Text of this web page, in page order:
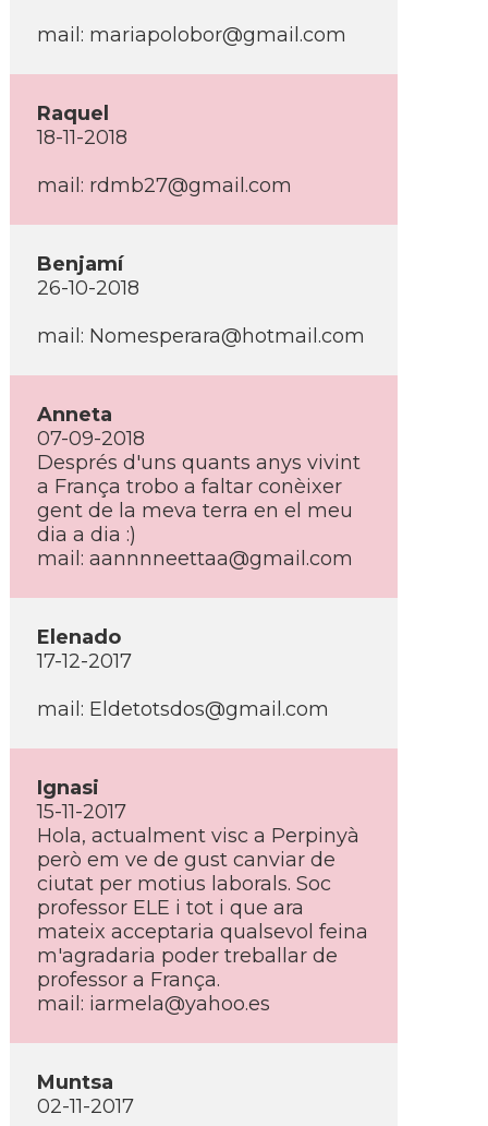
mail: mariapolobor@gmail.com
Raquel
18-11-2018
mail: rdmb27@gmail.com
Benjamí­
26-10-2018
mail: Nomesperara@hotmail.com
Anneta
07-09-2018
Després d'uns quants anys vivint
a França trobo a faltar conèixer
gent de la meva terra en el meu
dia a dia :)
mail: aannnneettaa@gmail.com
Elenado
17-12-2017
mail: Eldetotsdos@gmail.com
Ignasi
15-11-2017
Hola, actualment visc a Perpinyà
però em ve de gust canviar de
ciutat per motius laborals. Soc
professor ELE i tot i que ara
mateix acceptaria qualsevol feina
m'agradaria poder treballar de
professor a França.
mail: iarmela@yahoo.es
Muntsa
02-11-2017